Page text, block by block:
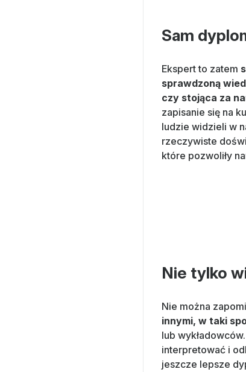
Sam
Ekspert to zatem
sprawdzoną
czy stojąca za
zapisanie się na
ludzie widzieli w
rzeczywiste
które pozwoliły
Nie tylko
Nie można
innymi, w taki
lub
interpretować i
jeszcze lepsze